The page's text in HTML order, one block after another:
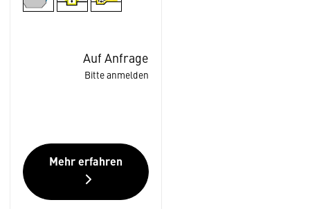
Auf Anfrage
Bitte anmelden
Mehr erfahren